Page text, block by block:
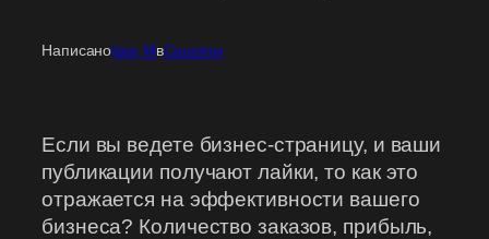
НаписаноIgor MвСоцсети
Если вы ведете бизнес-страницу, и ваши
публикации получают лайки, то как это
отражается на эффективности вашего
бизнеса? Количество заказов, прибыль,